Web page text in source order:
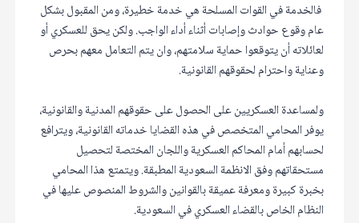
فالخدمة في القوات المسلحة هي خدمة خطيرة، ومن المقبول بشكل
عام وقوع حوادث وإصابات أثناء أداء الواجب. ولكن يحق للعسكري أو
لعائلاته أن يتوقعوا حماية سلامتهم، وان يتم التعامل معهم بحرص
وعناية واحترام لحقوقهم القانونية.
ولمساعدة العسكريين على الحصول على حقوقهم المدنية والقانونية،
يوفر المحامي المتخصص في هذه القضايا خدماته القانونية، ويترافع
لحسابهم أمام المحاكم العسكرية واللجان المختصة لتحصيل
مستحقاتهم وفق الانظمة السعودية المطبقة. ويتمتع هذا المحامي
بخبرة كبيرة ومعرفة عميقة بالقوانين والشروط المنصوص عليها في
النظام الخاص بالقضاء العسكري في السعودية.